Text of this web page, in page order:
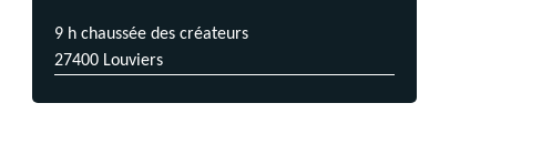
9 h chaussée des créateurs
27400 Louviers